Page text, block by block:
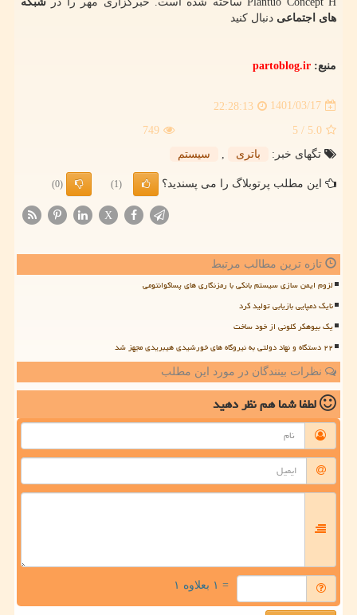
های اجتماعی دنبال کنید
منبع: partoblog.ir
1401/03/17
22:28:13
5.0
/ 5
749
تگهای خبر:
باتری سیستم
این مطلب پرتوبلاگ را می پسندید؟ (1)
(0)
X
تازه ترین مطالب مرتبط
لزوم ایمن سازی سیستم بانکی با رمزنگاری های پساکوانتومی
نایک دمپایی بازیابی تولید کرد
یک بیوهکر کلونی از خود ساخت
۲۲ دستگاه و نهاد دولتی به نیروگاه های خورشیدی هیبریدی مجهز شد
نظرات بینندگان در مورد این مطلب
لطفا شما همنظر دهید
= ۱ بعلاوه ۱